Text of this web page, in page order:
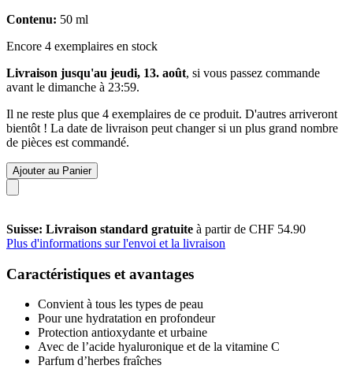
Contenu: 50 ml
Encore 4 exemplaires en stock
Livraison jusqu'au jeudi, 13. août, si vous passez commande
avant le dimanche à 23:59.
Il ne reste plus que 4 exemplaires de ce produit. D'autres arriveront
bientôt ! La date de livraison peut changer si un plus grand nombre
de pièces est commandé.
Ajouter au Panier
Suisse: Livraison standard gratuite à partir de CHF 54.90
Plus d'informations sur l'envoi et la livraison
Caractéristiques et avantages
Convient à tous les types de peau
Pour une hydratation en profondeur
Protection antioxydante et urbaine
Avec de l’acide hyaluronique et de la vitamine C
Parfum d’herbes fraîches